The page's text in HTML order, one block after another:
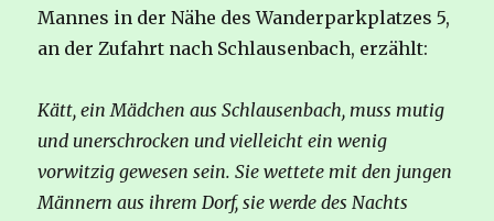
Mannes in der Nähe des Wanderparkplatzes 5,
an der Zufahrt nach Schlausenbach, erzählt:
Kätt, ein Mädchen aus Schlausenbach, muss mutig
und unerschrocken und vielleicht ein wenig
vorwitzig gewesen sein. Sie wettete mit den jungen
Männern aus ihrem Dorf, sie werde des Nachts